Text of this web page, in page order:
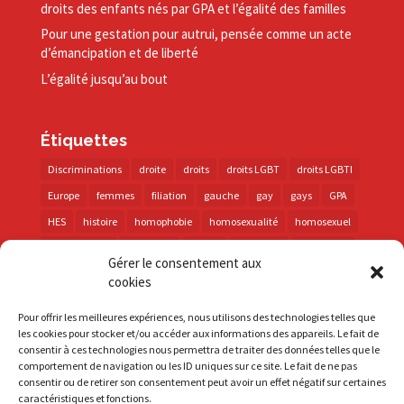
Gérer le consentement aux
cookies
Pour offrir les meilleures expériences, nous utilisons des technologies telles que
les cookies pour stocker et/ou accéder aux informations des appareils. Le fait de
consentir à ces technologies nous permettra de traiter des données telles que le
comportement de navigation ou les ID uniques sur ce site. Le fait de ne pas
consentir ou de retirer son consentement peut avoir un effet négatif sur certaines
caractéristiques et fonctions.
droits des enfants nés par GPA et l’égalité des familles
Pour une gestation pour autrui, pensée comme un acte
d’émancipation et de liberté
L’égalité jusqu’au bout
Étiquettes
Discriminations droite droits droits LGBT
droits LGBTI
Europe
femmes filiation gauche gay gays
GPA
HES
histoire homophobie homosexualité
homosexuel
lutte contre les discriminations
PMA police
prévention
santé
sida trans transphobie UE
Union européenne
vih
violences visibilité élections